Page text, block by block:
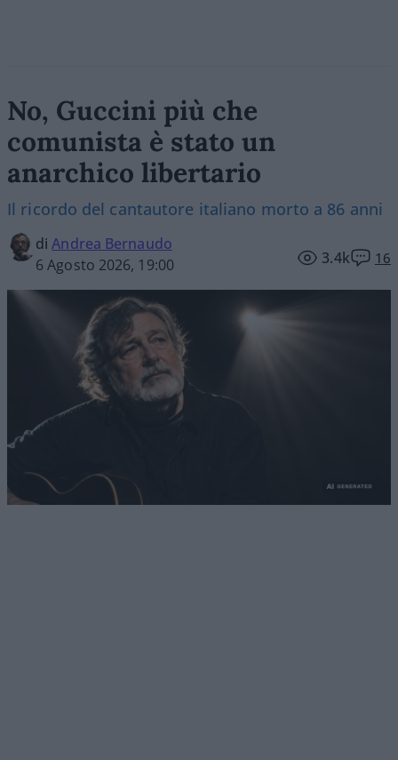
No, Guccini più che
comunista è stato un
anarchico libertario
Il ricordo del cantautore italiano morto a 86 anni
diAndrea Bernaudo
6 Agosto 2026, 19:00
3.4k 16